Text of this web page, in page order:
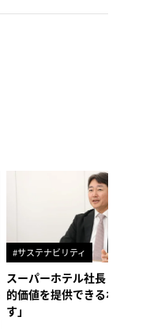
#サステナビリティ
スーパーホテル社長「地域
的価値を提供できるホテル
す」